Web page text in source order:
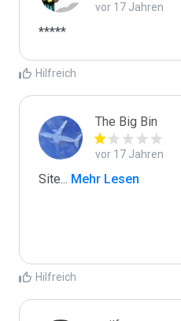
vor 17 Jahren
*****
Hilfreich
The Big Bin
vor 17 Jahren
Site... Mehr Lesen
Hilfreich